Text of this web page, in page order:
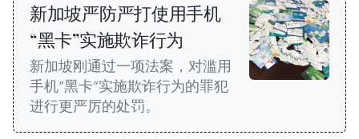
新加坡严防严打使用手机
“黑卡”实施欺诈行为
新加坡刚通过一项法案，对滥用
手机“黑卡”实施欺诈行为的罪犯
进行更严厉的处罚。